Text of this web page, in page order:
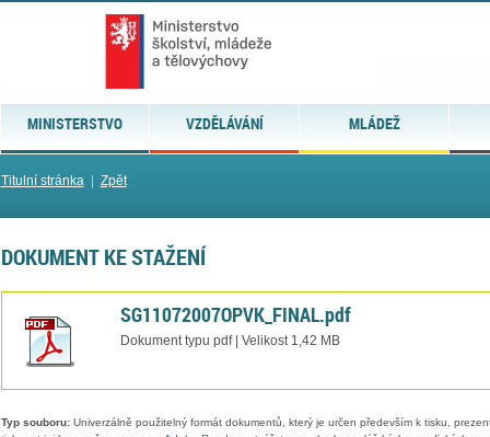
MINISTERSTVO VZDĚLÁVÁNÍ MLÁDEŽ
Titulní stránka| Zpět
DOKUMENT KE STAŽENÍ
SG11072007OPVK_FINAL.pdf
Dokument typu pdf | Velikost 1,42 MB
Typ souboru:Univerzálně použitelný formát dokumentů, který je určen především k tisku,